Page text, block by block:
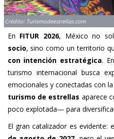
EnFITUR 2026, México no
, sino como un territorio
con intención estratégica
.
turismo internacional busca
emocionales y conectadas con
turismo de estrellas
aparece
poco explotada— para
de agosto de 2027
, pero el